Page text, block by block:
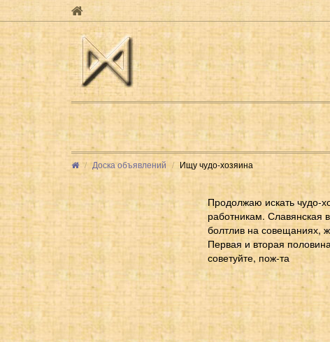
Доска объявлений
Ищу чудо-хозяина
Продолжаю искать чудо-
работникам. Славянская
болтлив на совещаниях,
Первая и вторая
советуйте, пож-та